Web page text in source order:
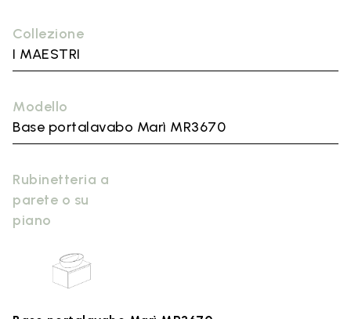
Collezione
I MAESTRI
Modello
Base portalavabo Marì MR3670
Rubinetteria a
parete o su
piano